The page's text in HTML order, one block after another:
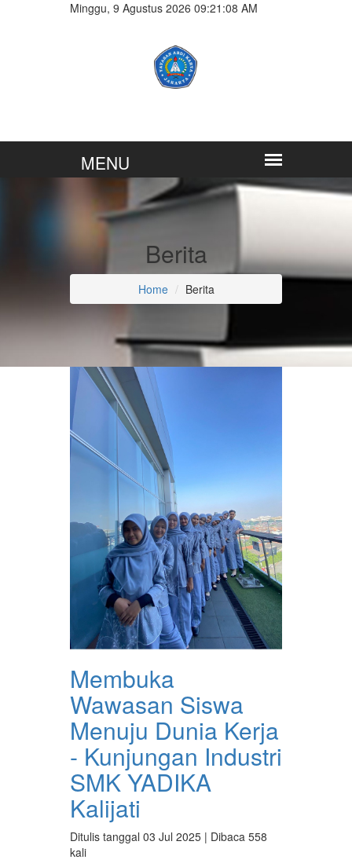
Minggu, 9 Agustus 2026 09:21:09 AM
Berita
Home Berita
Membuka
Wawasan Siswa
Menuju Dunia Kerja
- Kunjungan Industri
SMK YADIKA
Kalijati
Ditulis tanggal 03 Jul 2025 | Dibaca 558
kali